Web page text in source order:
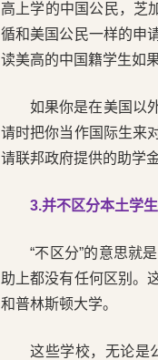
高上学的中国公民，芝
循和美国公民一样的申
读美高的中国籍学生如
如果你是在美国以
请时把你当作国际生来
请联邦政府提供的助学
3.并不区分本土学
“不区分”的意思就
助上都没有任何区别。
和普林斯顿大学。
这些学校，无论是